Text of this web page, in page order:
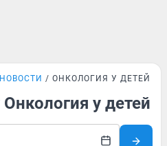
ОНКОЛОГИЯ У ДЕТЕЙ
у детей